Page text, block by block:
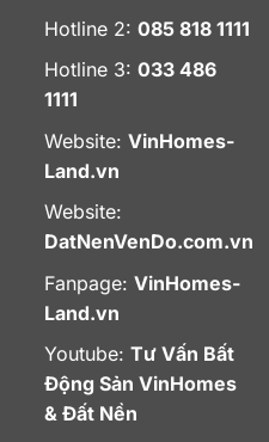
Hotline 2: 085 818 1111
Hotline 3: 033 486
1111
Website: VinHomes-
Land.vn
Website:
DatNenVenDo.com.vn
Fanpage: VinHomes-
Land.vn
Youtube: Tư Vấn Bất
Động Sản VinHomes
& Đất Nền